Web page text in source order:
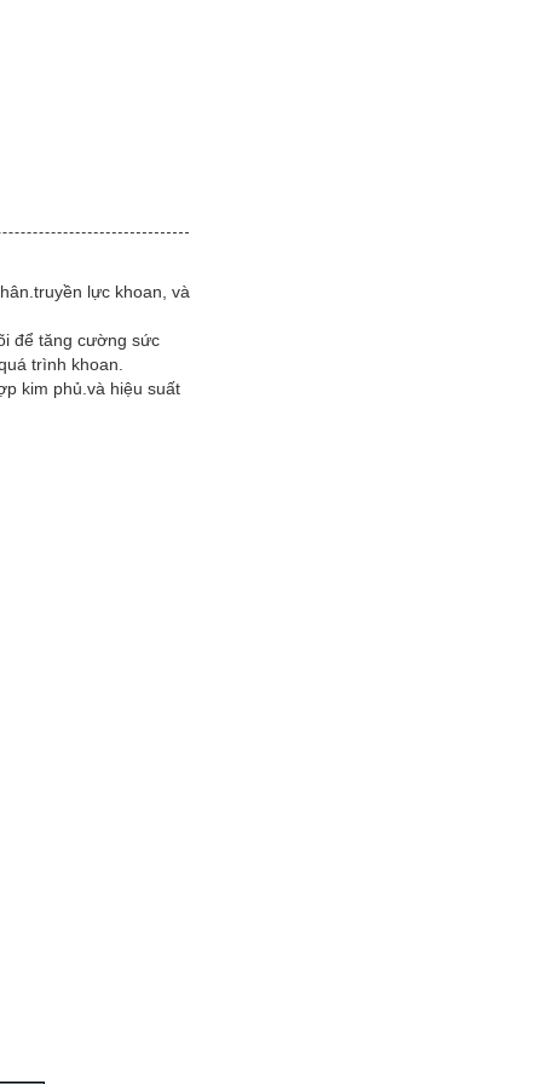
lực khoan, và
để tăng cường sức
trình khoan.
kim phủ.và hiệu suất